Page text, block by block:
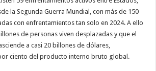
la Segunda Guerra Mundial, con más de 150
con enfrentamientos tan solo en 2024. A ello
de personas viven desplazadas y que el
a casi 20 billones de dólares,
ciento del producto interno bruto global.